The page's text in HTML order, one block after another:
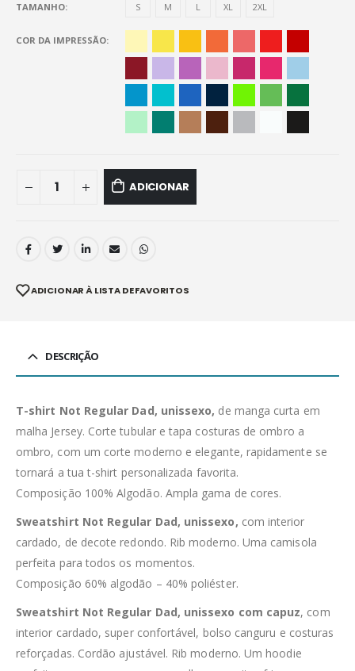
TAMANHO S M L XL 2XL
COR DA IMPRESSÃO
ADICIONAR
ADICIONAR À LISTA DE FAVORITOS
DESCRIÇÃO
T-shirt Not Regular Dad, unissexo, de manga curta em
malha Jersey. Corte tubular e tapa costuras de ombro a
ombro, com um corte moderno e elegante, rapidamente se
tornará a tua t-shirt personalizada favorita.
Composição 100% Algodão. Ampla gama de cores.
Sweatshirt Not Regular Dad, unissexo, com interior
cardado, de decote redondo. Rib moderno. Uma camisola
perfeita para todos os momentos.
Composição 60% algodão – 40% poliéster.
Sweatshirt Not Regular Dad, unissexo com capuz, com
interior cardado, super confortável, bolso canguru e costuras
reforçadas. Cordão ajustável. Rib moderno. Um hoodie